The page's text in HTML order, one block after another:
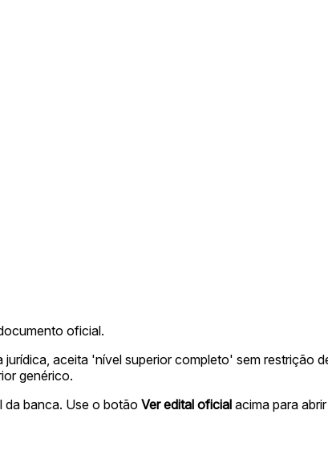
oficial.
aceita 'nível superior completo' sem restrição
genérico.
banca. Use o botão Ver edital oficial acima para